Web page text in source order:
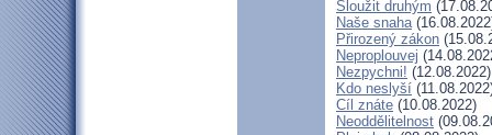
Sloužit druhým
Naše snaha
Přirozený zákon
Neproplouvej
Nezpychni! (12.08.2022)
Kdo neslyší
Cíl znáte (10.08.2022)
Neoddělitelnost